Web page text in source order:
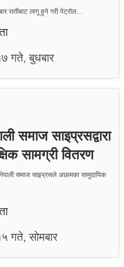
लागू हुने गरी पेट्रोल...
गते, बुधबार
समाज साइप्रसद्वारा
सामग्री वितरण
समाज साइप्रसले अछामका सामुदायिक
गते, सोमबार